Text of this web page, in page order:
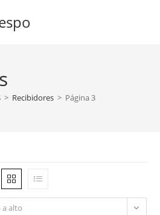
> Recibidores > Página 3
a alto